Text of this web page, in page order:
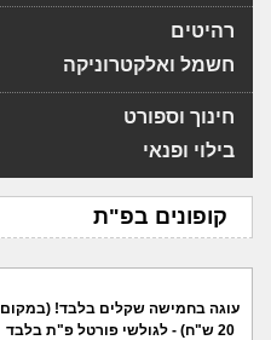
רהיטים
חשמל ואלקטרוניקה
חינוך וספורט
בילוי ופנאי
קופונים בפ"ת
עוגה בחמישה שקלים בלבד! (במקום
20 ש"ח) - לגולשי פורטל פ"ת בלבד